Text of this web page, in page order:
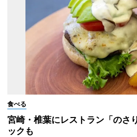
食べる
宮崎・椎葉にレストラン「の
ックも